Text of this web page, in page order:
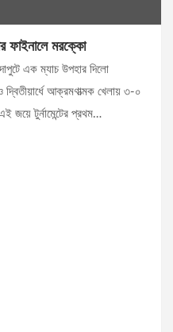
ফাইনালে মরক্কো
এক ম্যাচ উপহার দিলো
আক্রমণাত্মক খেলায় ৩-০
জয়ে টুর্নামেন্টের প্রথম…